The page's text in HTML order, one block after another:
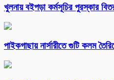
খুলনায় বইপড়া কর্মসূচির পুরস্কার
পাইকগাছায় নার্সারীতে গুটি কলম